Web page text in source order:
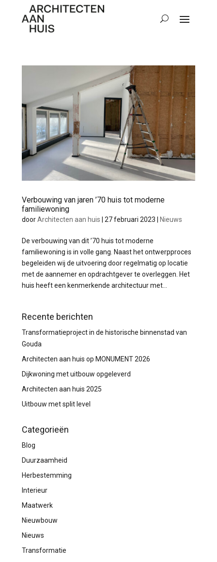
Verbouwing van jaren ’70 huis tot moderne
familiewoning
doorArchitecten aan huis 27 februari 2023 Nieuws
De verbouwing van dit ’70 huis tot moderne
familiewoning is in volle gang. Naast het ontwerpproces
begeleiden wij de uitvoering door regelmatig op locatie
met de aannemer en opdrachtgever te overleggen. Het
huis heeft een kenmerkende architectuur met...
Recente berichten
Transformatieproject in de historische binnenstad van
Gouda
Architecten aan huis op MONUMENT 2026
Dijkwoning met uitbouw opgeleverd
Architecten aan huis 2025
Uitbouw met split level
Categorieën
Blog
Duurzaamheid
Herbestemming
Interieur
Maatwerk
Nieuwbouw
Nieuws
Transformatie